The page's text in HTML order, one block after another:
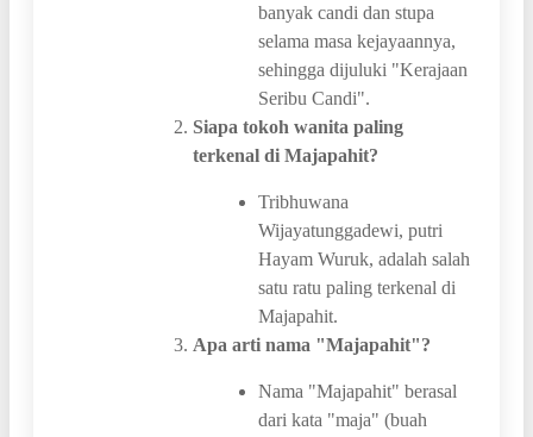
banyak candi dan stupa
selama masa kejayaannya,
sehingga dijuluki "Kerajaan
Seribu Candi".
Siapa tokoh wanita paling
terkenal di Majapahit?
Tribhuwana
Wijayatunggadewi, putri
Hayam Wuruk, adalah salah
satu ratu paling terkenal di
Majapahit.
Apa arti nama "Majapahit"?
Nama "Majapahit" berasal
dari kata "maja" (buah